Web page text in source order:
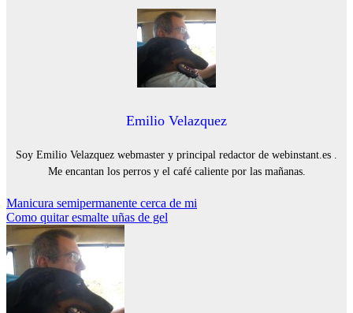
Emilio Velazquez
Soy Emilio Velazquez webmaster y principal redactor de webinstant.es .
Me encantan los perros y el café caliente por las mañanas.
Navegación
de
entradas
Manicura semipermanente cerca de mi
Como quitar esmalte uñas de gel